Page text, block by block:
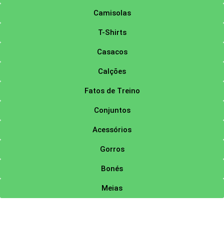
Camisolas
T-Shirts
Casacos
Calções
Fatos de Treino
Conjuntos
Acessórios
Gorros
Bonés
Meias